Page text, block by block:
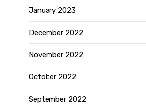
January 2023
December 2022
November 2022
October 2022
September 2022